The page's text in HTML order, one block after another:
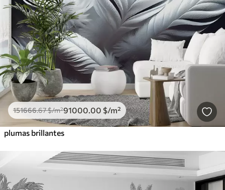
151666.67$/m²91000.00 $/m²
plumas brillantes